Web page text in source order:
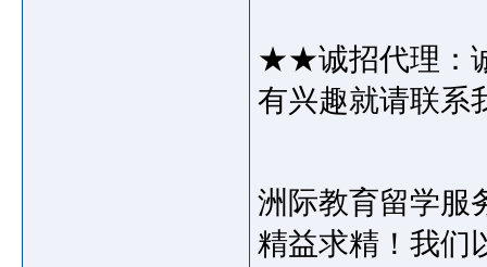
★★诚招代理：
有兴趣就请联系
洲际教育留学服
精益求精！我们